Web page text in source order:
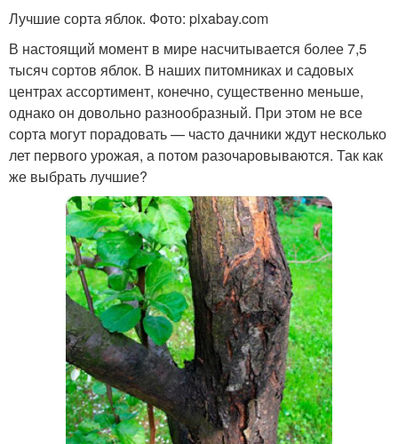
Лучшие сорта яблок. Фото: pixabay.com
В настоящий момент в мире насчитывается более 7,5
тысяч сортов яблок. В наших питомниках и садовых
центрах ассортимент, конечно, существенно меньше,
однако он довольно разнообразный. При этом не все
сорта могут порадовать — часто дачники ждут несколько
лет первого урожая, а потом разочаровываются. Так как
же выбрать лучшие?